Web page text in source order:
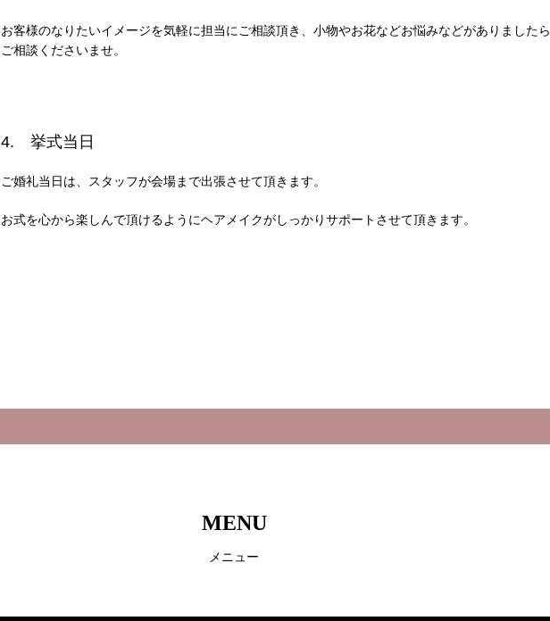
お客様のなりたいイメージを気軽に担当にご相談頂き、小物やお花などお悩みなどがありましたら
ご相談くださいませ。
4. 挙式当日
ご婚礼当日は、スタッフが会場まで出張させて頂きます。
お式を心から楽しんで頂けるようにヘアメイクがしっかりサポートさせて頂きます。
MENU
メニュー